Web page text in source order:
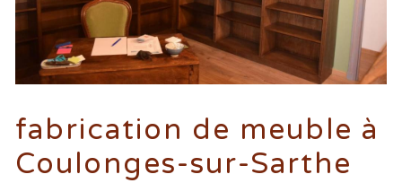
fabrication de meuble à
Coulonges-sur-Sarthe